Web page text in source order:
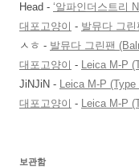
Head - ‘알파인더스트리
대포고양이 - 발뮤다 그
ㅅㅎ - 발뮤다 그린팬
대포고양이 - Leica M-P
JiNJiN - Leica M-P
대포고양이 - Leica M-P
보관함